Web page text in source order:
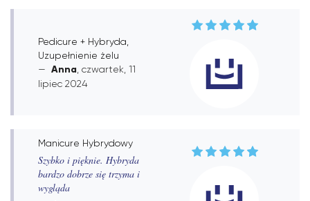
Pedicure + Hybryda,
Uzupełnienie żelu
Anna , czwartek, 11
lipiec 2024
Manicure Hybrydowy
Szybko i pięknie. Hybryda
bardzo dobrze się trzyma i
wygląda